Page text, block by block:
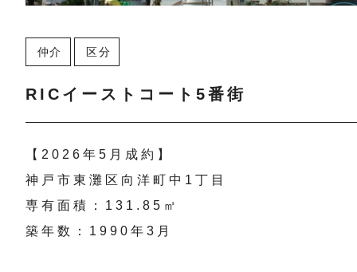
仲介 区分
RICイーストコート5番街
【2026年5月成約】
神戸市東灘区向洋町中1丁目
専有面積：131.85㎡
築年数：1990年3月